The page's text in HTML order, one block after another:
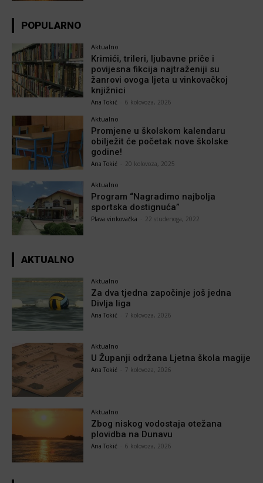
POPULARNO
Aktualno
Krimići, trileri, ljubavne priče i
povijesna fikcija najtraženiji su
žanrovi ovoga ljeta u vinkovačkoj
knjižnici
Ana Tokić 6 kolovoza, 2026
Aktualno
Promjene u školskom kalendaru
obilježit će početak nove školske
godine!
Ana Tokić 20 kolovoza, 2025
Aktualno
Program “Nagradimo najbolja
sportska dostignuća”
Plava vinkovačka 22 studenoga, 2022
AKTUALNO
Aktualno
Za dva tjedna započinje još jedna
Divlja liga
Ana Tokić 7 kolovoza, 2026
Aktualno
U Županji održana Ljetna škola magije
Ana Tokić 7 kolovoza, 2026
Aktualno
Zbog niskog vodostaja otežana
plovidba na Dunavu
Ana Tokić 6 kolovoza, 2026